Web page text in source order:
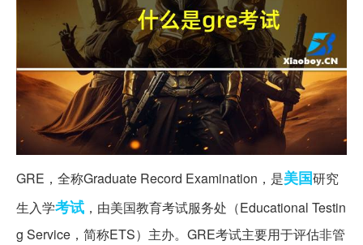
GRE，全称Graduate Record Examination，是美国研究
生入学考试 ，由美国教育考试服务处（Educational Testin
g Service，简称ETS）主办。GRE考试主要用于评估非管